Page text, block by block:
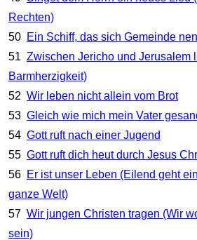
Rechten)
50 Ein Schiff, das sich Gemeinde
51 Zwischen Jericho und Jerusalem
Barmherzigkeit)
52 Wir leben nicht allein vom Brot
53 Gleich wie mich mein Vater
54 Gott ruft nach einer Jugend
55 Gott ruft dich heut durch Jesus
56 Er ist unser Leben (Eilend geht
ganze Welt)
57 Wir jungen Christen tragen (Wir
sein)